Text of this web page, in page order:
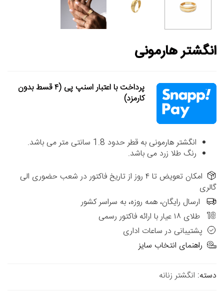
انگشتر هارمونی
پرداخت با اعتبار اسنپ پی (۴ قسط بدون
کارمزد)
انگشتر هارمونی به قطر حدود 1.8 سانتی متر می باشد.
رنگ طلا زرد می باشد.
امکان تعویض تا ۴ روز از تاریخ فاکتور در شعب حضوری الی
گالری
ارسال رایگان، همه روزه، به سراسر کشور
طلای ۱۸ عیار با ارائه فاکتور رسمی
پشتیبانی در ساعات اداری
راهنمای انتخاب سایز
دسته: انگشتر زنانه